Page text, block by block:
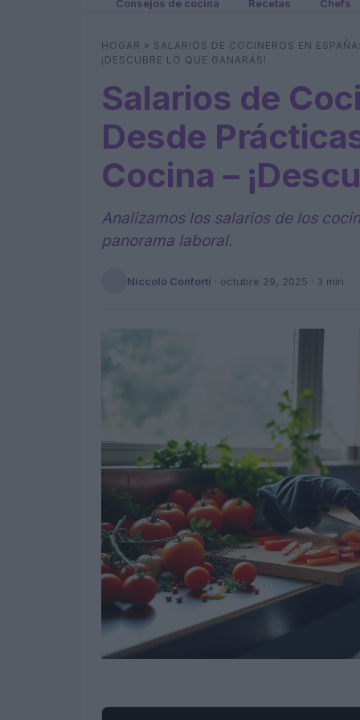
Consejos de cocina Recetas Chefs
HOGAR » SALARIOS DE COCINEROS EN
¡DESCUBRE LO QUE GANARÁS!
Salarios de
Desde
Cocina –
Analizamos los salarios de los
panorama laboral.
Niccolò Conforti · octubre 29, 2025 · 3 min